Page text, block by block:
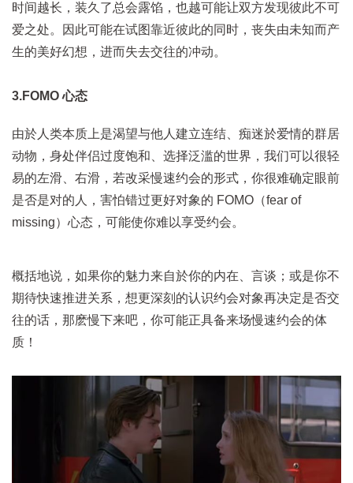
时间越长，装久了总会露馅，也越可能让双方发现彼此不可
爱之处。因此可能在试图靠近彼此的同时，丧失由未知而产
生的美好幻想，进而失去交往的冲动。
3.FOMO 心态
由於人类本质上是渴望与他人建立连结、痴迷於爱情的群居
动物，身处伴侣过度饱和、选择泛滥的世界，我们可以很轻
易的左滑、右滑，若改采慢速约会的形式，你很难确定眼前
是否是对的人，害怕错过更好对象的 FOMO（fear of
missing）心态，可能使你难以享受约会。
概括地说，如果你的魅力来自於你的内在、言谈；或是你不
期待快速推进关系，想更深刻的认识约会对象再决定是否交
往的话，那麽慢下来吧，你可能正具备来场慢速约会的体
质！